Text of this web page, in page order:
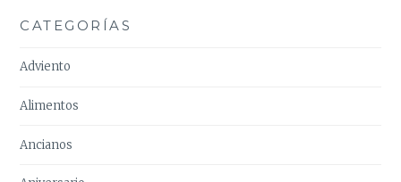
CATEGORÍAS
Adviento
Alimentos
Ancianos